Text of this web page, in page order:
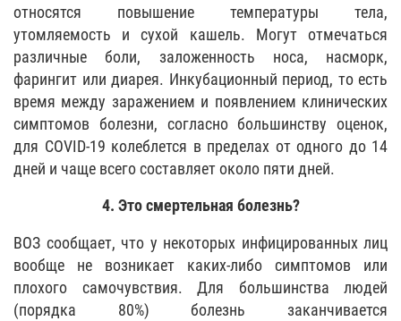
относятся повышение температуры тела,
утомляемость и сухой кашель. Могут отмечаться
различные боли, заложенность носа, насморк,
фарингит или диарея. Инкубационный период, то есть
время между заражением и появлением клинических
симптомов болезни, согласно большинству оценок,
для COVID-19 колеблется в пределах от одного до 14
дней и чаще всего составляет около пяти дней.
4. Это смертельная болезнь?
ВОЗ сообщает, что у некоторых инфицированных лиц
вообще не возникает каких-либо симптомов или
плохого самочувствия. Для большинства людей
(порядка 80%) болезнь заканчивается